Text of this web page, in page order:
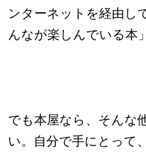
ンターネットを経由し
んなが楽しんでいる本
でも本屋なら、そんな
い。自分で手にとって